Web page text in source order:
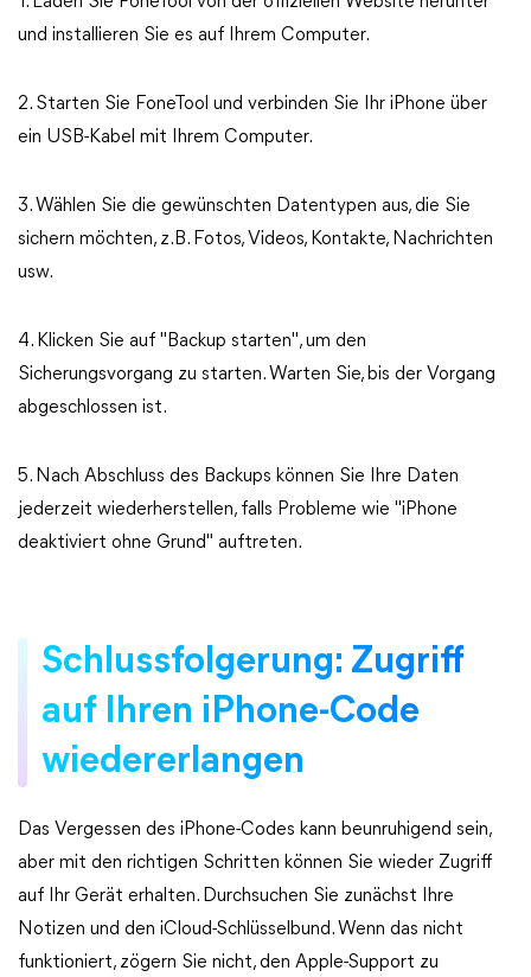
und installieren Sie es auf Ihrem Computer.
2. Starten Sie FoneTool und verbinden Sie Ihr iPhone über
ein USB-Kabel mit Ihrem Computer.
3. Wählen Sie die gewünschten Datentypen aus, die Sie
sichern möchten, z.B. Fotos, Videos, Kontakte, Nachrichten
usw.
4. Klicken Sie auf "Backup starten", um den
Sicherungsvorgang zu starten. Warten Sie, bis der Vorgang
abgeschlossen ist.
5. Nach Abschluss des Backups können Sie Ihre Daten
jederzeit wiederherstellen, falls Probleme wie "iPhone
deaktiviert ohne Grund" auftreten.
Schlussfolgerung: Zugriff
auf Ihren iPhone-Code
wiedererlangen
Das Vergessen des iPhone-Codes kann beunruhigend sein,
aber mit den richtigen Schritten können Sie wieder Zugriff
auf Ihr Gerät erhalten. Durchsuchen Sie zunächst Ihre
Notizen und den iCloud-Schlüsselbund. Wenn das nicht
funktioniert, zögern Sie nicht, den Apple-Support zu